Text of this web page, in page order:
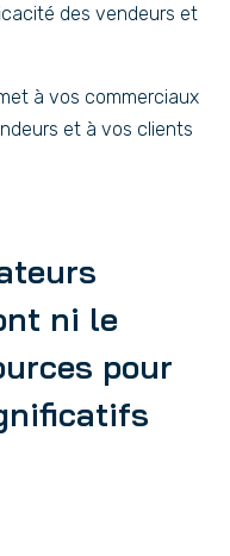
des vendeurs et
à vos commerciaux
et à vos clients
ni le
pour